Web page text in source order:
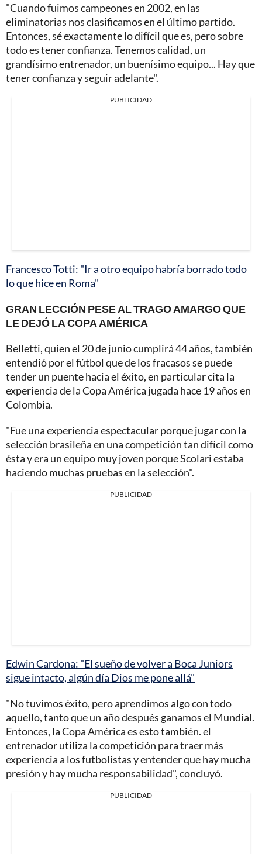
"Cuando fuimos campeones en 2002, en las
eliminatorias nos clasificamos en el último partido.
Entonces, sé exactamente lo difícil que es, pero sobre
todo es tener confianza. Tenemos calidad, un
grandísimo entrenador, un buenísimo equipo... Hay que
tener confianza y seguir adelante".
PUBLICIDAD
Francesco Totti: "Ir a otro equipo habría borrado todo
lo que hice en Roma"
GRAN LECCIÓN PESE AL TRAGO AMARGO QUE
LE DEJÓ LA COPA AMÉRICA
Belletti, quien el 20 de junio cumplirá 44 años, también
entendió por el fútbol que de los fracasos se puede
tender un puente hacia el éxito, en particular cita la
experiencia de la Copa América jugada hace 19 años en
Colombia.
"Fue una experiencia espectacular porque jugar con la
selección brasileña en una competición tan difícil como
ésta y era un equipo muy joven porque Scolari estaba
haciendo muchas pruebas en la selección".
PUBLICIDAD
Edwin Cardona: "El sueño de volver a Boca Juniors
sigue intacto, algún día Dios me pone allá"
"No tuvimos éxito, pero aprendimos algo con todo
aquello, tanto que un año después ganamos el Mundial.
Entonces, la Copa América es esto también. el
entrenador utiliza la competición para traer más
experiencia a los futbolistas y entender que hay mucha
presión y hay mucha responsabilidad", concluyó.
PUBLICIDAD